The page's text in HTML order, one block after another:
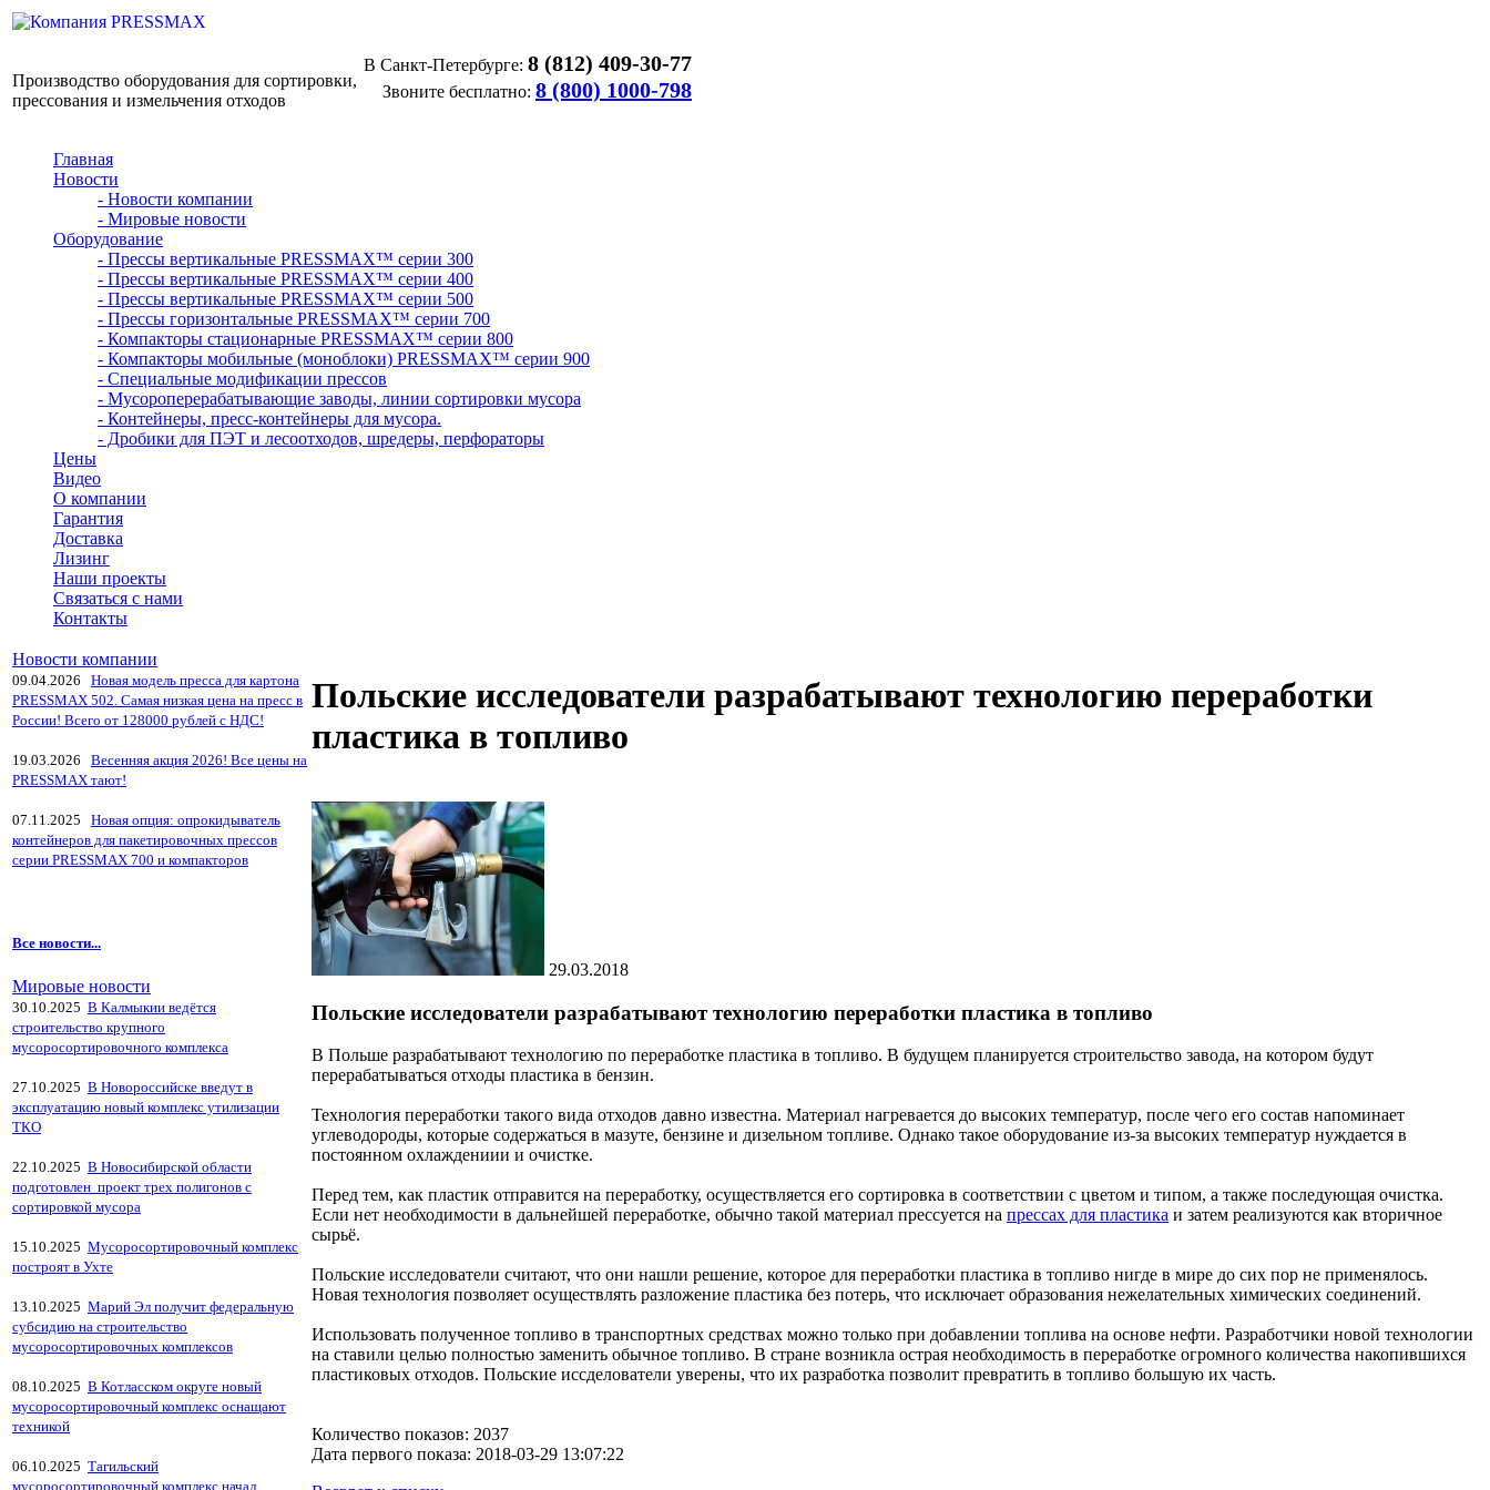
Производство оборудования для сортировки,
прессования и измельчения отходов
В Санкт-Петербурге: 8 (812) 409-30-77
Звоните бесплатно: 8 (800) 1000-798
Главная
Новости
- Новости компании
- Мировые новости
Оборудование
- Прессы вертикальные PRESSMAX™ серии 300
- Прессы вертикальные PRESSMAX™ серии 400
- Прессы вертикальные PRESSMAX™ серии 500
- Прессы горизонтальные PRESSMAX™ серии 700
- Компакторы стационарные PRESSMAX™ серии 800
- Компакторы мобильные (моноблоки) PRESSMAX™ серии 900
- Специальные модификации прессов
- Мусороперерабатывающие заводы, линии сортировки мусора
- Контейнеры, пресс-контейнеры для мусора.
- Дробики для ПЭТ и лесоотходов, шредеры, перфораторы
Цены
Видео
О компании
Гарантия
Доставка
Лизинг
Наши проекты
Связаться с нами
Контакты
Новости компании
09.04.2026
Новая модель пресса для картона
PRESSMAX 502. Самая низкая цена на пресс в
России! Всего от 128000 рублей с НДС!
19.03.2026
Весенняя акция 2026! Все цены на
PRESSMAX тают!
07.11.2025
Новая опция: опрокидыватель
контейнеров для пакетировочных прессов
серии PRESSMAX 700 и компакторов
Все новости...
Мировые новости
30.10.2025 В Калмыкии ведётся
строительство крупного
мусоросортировочного комплекса
27.10.2025 В Новороссийске введут в
эксплуатацию новый комплекс утилизации
ТКО
22.10.2025 В Новосибирской области
подготовлен проект трех полигонов с
сортировкой мусора
15.10.2025 Мусоросортировочный комплекс
построят в Ухте
13.10.2025 Марий Эл получит федеральную
субсидию на строительство
мусоросортировочных комплексов
08.10.2025 В Котласском округе новый
мусоросортировочный комплекс оснащают
техникой
06.10.2025 Тагильский
мусоросортировочный комплекс начал
Польские исследователи разрабатывают технологию переработки
пластика в топливо
29.03.2018
Польские исследователи разрабатывают технологию переработки пластика в топливо
В Польше разрабатывают технологию по переработке пластика в топливо. В будущем планируется строительство завода, на котором будут
перерабатываться отходы пластика в бензин.
Технология переработки такого вида отходов давно известна. Материал нагревается до высоких температур, после чего его состав напоминает
углеводороды, которые содержаться в мазуте, бензине и дизельном топливе. Однако такое оборудование из-за высоких температур нуждается в
постоянном охлаждениии и очистке.
Перед тем, как пластик отправится на переработку, осуществляется его сортировка в соответствии с цветом и типом, а также последующая очистка.
Если нет необходимости в дальнейшей переработке, обычно такой материал прессуется на прессах для пластика и затем реализуются как вторичное
сырьё.
Польские исследователи считают, что они нашли решение, которое для переработки пластика в топливо нигде в мире до сих пор не применялось.
Новая технология позволяет осуществлять разложение пластика без потерь, что исключает образования нежелательных химических соединений.
Использовать полученное топливо в транспортных средствах можно только при добавлении топлива на основе нефти. Разработчики новой технологии
на ставили целью полностью заменить обычное топливо. В стране возникла острая необходимость в переработке огромного количества накопившихся
пластиковых отходов. Польские иссделователи уверены, что их разработка позволит превратить в топливо большую их часть.
Количество показов: 2037
Дата первого показа: 2018-03-29 13:07:22